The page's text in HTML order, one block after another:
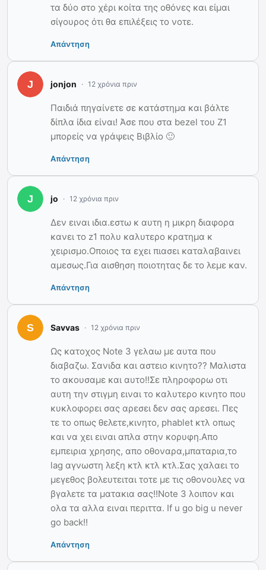
τα δύο στο χέρι κοίτα της οθόνες και είμαι
σίγουρος ότι θα επιλέξεις το νοτε.
Απάντηση
jonjon 12 χρόνια πριν
Παιδιά πηγαίνετε σε κατάστημα και βάλτε
δίπλα ίδια είναι! Άσε που στα bezel του Ζ1
μπορείς να γράψεις Βιβλίο 🙂
Απάντηση
jo 12 χρόνια πριν
Δεν ειναι ιδια.εστω κ αυτη η μικρη διαφορα
κανει το z1 πολυ καλυτερο κρατημα κ
χειρισμο.Οποιος τα εχει πιασει καταλαβαινει
αμεσως.Για αισθηση ποιοτητας δε το λεμε καν.
Απάντηση
Savvas 12 χρόνια πριν
Ως κατοχος Note 3 γελαω με αυτα που
διαβαζω. Σανιδα και αστειο κινητο?? Μαλιστα
το ακουσαμε και αυτο!!Σε πληροφορω οτι
αυτη την στιγμη ειναι το καλυτερο κινητο που
κυκλοφορει σας αρεσει δεν σας αρεσει. Πες
τε το οπως θελετε,κινητο, phablet κτλ οπως
και να χει ειναι απλα στην κορυφη.Απο
εμπειρια χρησης, απο οθοναρα,μπαταρια,το
lag αγνωστη λεξη κτλ κτλ κτλ.Σας χαλαει το
μεγεθος βολευτειται τοτε με τις οθονουλες να
βγαλετε τα ματακια σας!!Note 3 λοιπον και
ολα τα αλλα ειναι περιττα. If u go big u never
go back!!
Απάντηση